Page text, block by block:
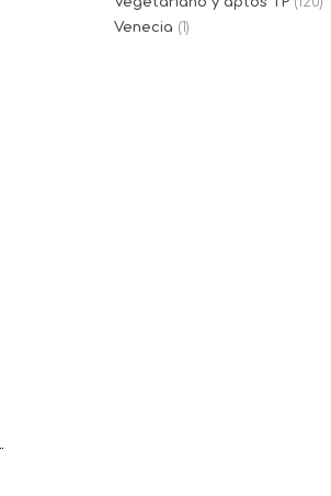
Venecia (1)